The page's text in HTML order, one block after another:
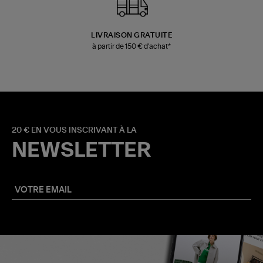
LIVRAISON GRATUITE
à partir de 150 € d'achat*
20 € EN VOUS INSCRIVANT À LA
NEWSLETTER